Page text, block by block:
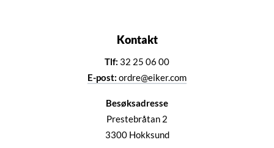
Kontakt
Tlf: 32 25 06 00
E-post: ordre@eiker.com
Besøksadresse
Prestebråtan 2
3300 Hokksund